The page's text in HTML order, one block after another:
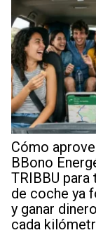
Cómo
BBono
TRIBBU para
de coche ya
y ganar
cada